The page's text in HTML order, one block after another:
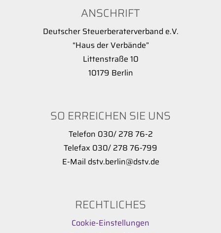
ANSCHRIFT
Deutscher Steuerberaterverband e.V.
“Haus der Verbände”
Littenstraße 10
10179 Berlin
SO ERREICHEN SIE UNS
Telefon 030/ 278 76-2
Telefax 030/ 278 76-799
E-Mail dstv.berlin@dstv.de
RECHTLICHES
Cookie-Einstellungen